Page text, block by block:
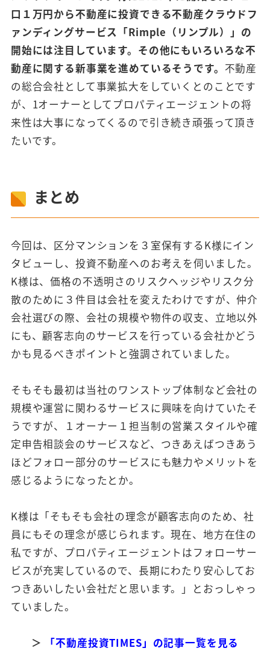
口１万円から不動産に投資できる不動産クラウドフ
ァンディングサービス「Rimple（リンプル）」の
開始には注目しています。その他にもいろいろな不
動産に関する新事業を進めているそうです。 不動産
の総合会社として事業拡大をしていくとのことです
が、1オーナーとしてプロパティエージェントの将
来性は大事になってくるので引き続き頑張って頂き
たいです。
まとめ
今回は、区分マンションを３室保有するK様にイン
タビューし、投資不動産へのお考えを伺いました。
K様は、価格の不透明さのリスクヘッジやリスク分
散のために３件目は会社を変えたわけですが、仲介
会社選びの際、会社の規模や物件の収支、立地以外
にも、顧客志向のサービスを行っている会社かどう
かも見るべきポイントと強調されていました。
そもそも最初は当社のワンストップ体制など会社の
規模や運営に関わるサービスに興味を向けていたそ
うですが、１オーナー１担当制の営業スタイルや確
定申告相談会のサービスなど、つきあえばつきあう
ほどフォロー部分のサービスにも魅力やメリットを
感じるようになったとか。
K様は「そもそも会社の理念が顧客志向のため、社
員にもその理念が感じられます。現在、地方在住の
私ですが、プロパティエージェントはフォローサー
ビスが充実しているので、長期にわたり安心してお
つきあいしたい会社だと思います。」とおっしゃっ
ていました。
＞
「不動産投資TIMES」の記事一覧を見る